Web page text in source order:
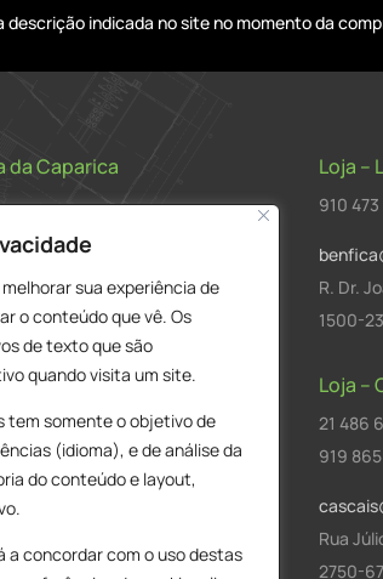
sua experiência de
o conteúdo que vê. Os
de texto que são
quando visita um site.
tem somente o objetivo de
(idioma), e de análise da
do conteúdo e layout,
a concordar com o uso destas
descrição indicada no site no momento da
da Caparica
1116
da Caparica
Loja –
910
R. Dr.
1500-
190
Loja –
21 486
919
Rua
2750-